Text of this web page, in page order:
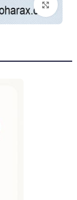
بزرگنمایی